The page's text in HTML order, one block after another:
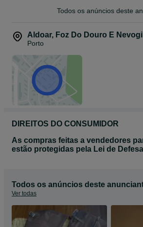
algumas cenas essenciais (o jogo de
C/Olx
Todos os anúncios deste
Aldoar, Foz Do Douro E
Porto
DIREITOS DO CONSUMIDOR
As compras feitas a vendedores
estão protegidas pela Lei de
Todos os anúncios deste
Ver todas